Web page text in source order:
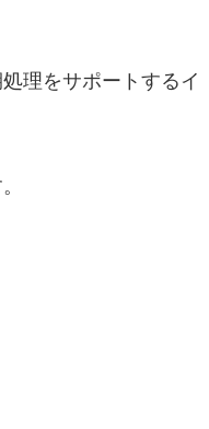
理をサポートするイ